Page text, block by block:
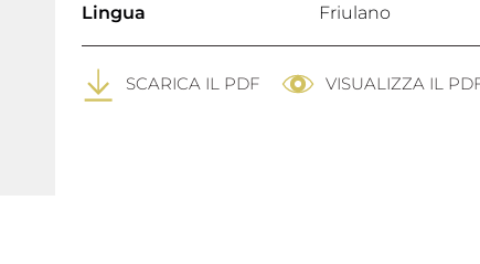
Lingua
Friulano
SCARICA IL PDF VISUALIZZA IL